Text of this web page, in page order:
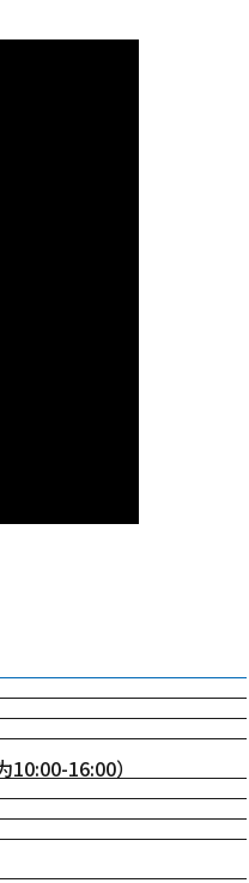
16:00）